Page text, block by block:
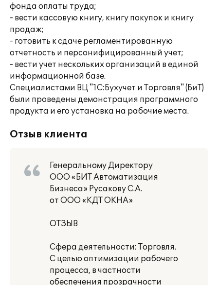
фонда оплаты труда;
- вести кассовую книгу, книгу покупок и книгу
продаж;
- готовить к сдаче регламентированную
отчетность и персонифицированный учет;
- вести учет нескольких организаций в единой
информационной базе.
Специалистами ВЦ "1С:Бухучет и Торговля" (БиТ)
были проведены демонстрация программного
продукта и его установка на рабочие места.
Отзыв клиента
Генеральному Директору
ООО «БИТ Автоматизация
Бизнеса» Русакову С.А.
от ООО «КДТ ОКНА»
ОТЗЫВ
Сфера деятельности: Торговля.
С целью оптимизации рабочего
процесса, в частности
обеспечения прозрачности